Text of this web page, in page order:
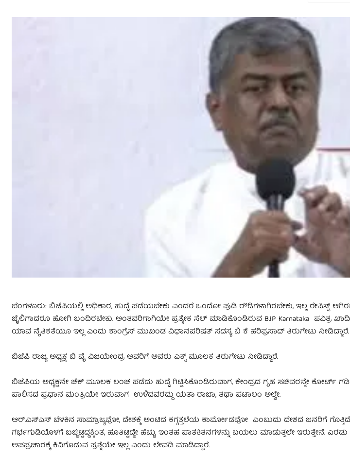
ಬೆಂಗಳೂರು: ಬಿಜೆಪಿಯಲ್ಲಿ ಅಧಿಕಾರ, ಹುದ್ದೆ ಪಡೆಯಬೇಕು ಎಂದರೆ ಒಂದೋ ಪುಡಿ ರೌಡಿಗಳಾಗಿರಬೇಕು, ಇಲ್ಲ ರೇಪಿಸ್ಟ್
ಜೈಲಿಗಾದರೂ ಹೋಗಿ ಬಂದಿರಬೇಕು. ಅಂತವರಿಗಾಗಿಯೇ ಪ್ರತ್ಯೇಕ ಸೆಲ್ ಮಾಡಿಕೊಂಡಿರುವ BJP Karnataka ಪವಿತ್ರ ಖಾದಿ
ಯಾವ ನೈತಿಕತೆಯೂ ಇಲ್ಲ ಎಂದು ಕಾಂಗ್ರೆಸ್‌ ಮುಖಂಡ ವಿಧಾನಪರಿಷತ್‌ ಸದಸ್ಯ ಬಿ ಕೆ ಹರಿಪ್ರಸಾದ್‌ ತಿರುಗೇಟು ನೀಡಿದ್ದಾರೆ.
ಬಿಜೆಪಿ ರಾಜ್ಯ ಅಧ್ಯಕ್ಷ ಬಿ ವೈ ವಿಜಯೇಂದ್ರ ಅವರಿಗೆ ಅವರು ಎಕ್ಸ್‌ ಮೂಲಕ ತಿರುಗೇಟು ನೀಡಿದ್ದಾರೆ.
ಬಿಜೆಪಿಯ ಅಧ್ಯಕ್ಷನೇ ಚೆಕ್ ಮೂಲಕ ಲಂಚ ಪಡೆದು ಹುದ್ದೆ ಗಿಟ್ಟಿಸಿಕೊಂಡಿರುವಾಗ, ಕೇಂದ್ರದ ಗೃಹ ಸಚಿವರನ್ನೇ ಕೋರ್ಟ್
ಪಾಲಿಸದ ಪ್ರಧಾನ ಮಂತ್ರಿಯೇ ಇರುವಾಗ ಉಳಿದವರದ್ದು ಯತಾ ರಾಜಾ, ತಥಾ ಪಟಾಲಂ ಅಲ್ವೇ.
ಆರ್.ಎಸ್‌ಎಸ್ ಬೆಳಕಿನ ಸಾಮ್ರಾಜ್ಯವೋ, ದೇಶಕ್ಕೆ ಅಂಟಿದ ಕಗ್ಗತ್ತಲೆಯ ಕಾರ್ಮೋಡವೋ ಎಂಬುದು ದೇಶದ ಜನರಿಗೆ
ಗರ್ಭಗುಡಿಯೊಳಗೆ ಬಚ್ಚಿಟ್ಟಿದ್ದಕ್ಕಿಂತ, ಹೂತಿಟ್ಟಿದ್ದೇ ಹೆಚ್ಚು. ಇಂತಹ ಪಾತಕಿತನಗಳನ್ನು ಬಯಲು ಮಾಡುತ್ತಲೇ ಇರುತ್ತೇನೆ.
ಅಪಪ್ರಚಾರಕ್ಕೆ ಕಿವಿಗೊಡುವ ಪ್ರಶ್ನೆಯೇ ಇಲ್ಲ ಎಂದು ಲೇವಡಿ ಮಾಡಿದ್ದಾರೆ.